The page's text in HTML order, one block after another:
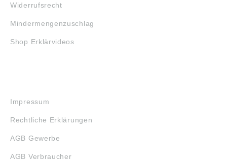
Widerrufsrecht
Mindermengenzuschlag
Shop Erklärvideos
Impressum
Rechtliche Erklärungen
AGB Gewerbe
AGB Verbraucher